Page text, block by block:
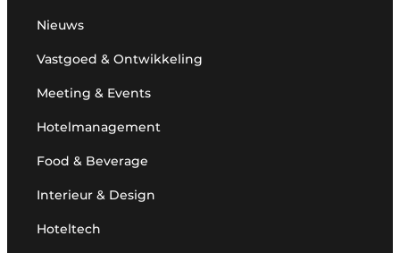
Nieuws
Vastgoed & Ontwikkeling
Meeting & Events
Hotelmanagement
Food & Beverage
Interieur & Design
Hoteltech